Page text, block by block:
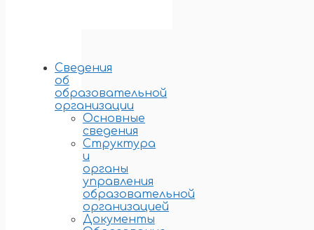
Сведения
об
образовательной
организации
Основные
сведения
Структура
и
органы
управления
образовательной
организацией
Документы